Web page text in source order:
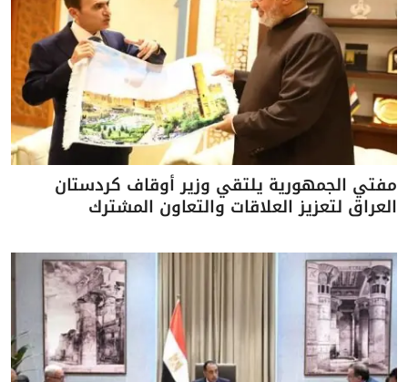
مفتي الجمهورية يلتقي وزير أوقاف كردستان
العراق لتعزيز العلاقات والتعاون المشترك